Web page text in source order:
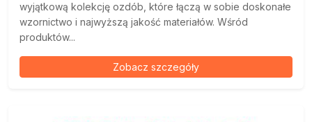
wyjątkową kolekcję ozdób, które łączą w sobie doskonałe
wzornictwo i najwyższą jakość materiałów. Wśród
produktów...
Zobacz szczegóły